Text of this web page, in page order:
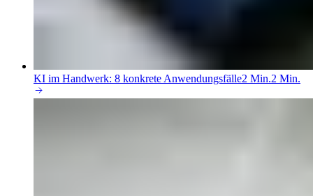
KI im Handwerk: 8 konkrete Anwendungsfälle2 Min.2 Min.